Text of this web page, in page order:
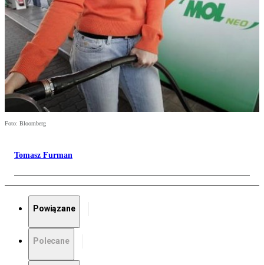
Foto: Bloomberg
Tomasz Furman
Powiązane
Polecane